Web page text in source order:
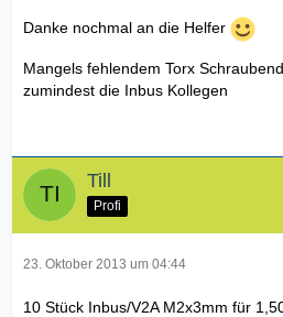
Danke nochmal an die Helfer
Mangels fehlendem Torx
zumindest die Inbus Kollegen
Till
Profi
23. Oktober 2013 um 04:44
10 Stück Inbus/V2A M2x3mm für